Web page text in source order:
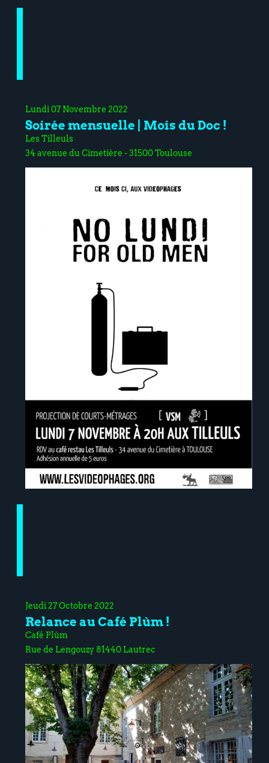
Lundi 07 Novembre 2022
Soirée mensuelle | Mois du Doc !
Les Tilleuls
34 avenue du Cimetière - 31500 Toulouse
Jeudi 27 Octobre 2022
Relance au Café Plùm !
Café Plùm
Rue de Lengouzy 81440 Lautrec